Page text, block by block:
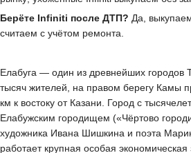
Берёте Infiniti после ДТП? Да,
считаем с учётом ремонта.
Елабуга — один из древнейших городов
тысяч жителей, на правом берегу Камы
км к востоку от Казани. Город с
Елабужским городищем («Чёртово
художника Ивана Шишкина и поэта
работает крупная особая экономическая